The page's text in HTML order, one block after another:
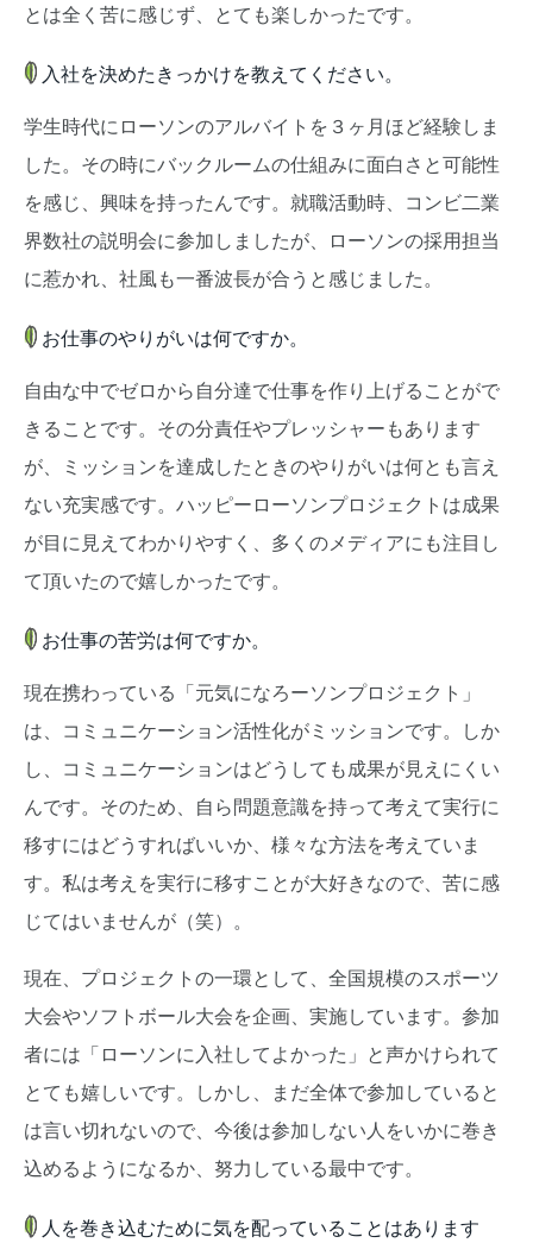
とは全く苦に感じず、とても楽しかったです。
入社を決めたきっかけを教えてください。
学生時代にローソンのアルバイトを３ヶ月ほど経験しま
した。その時にバックルームの仕組みに面白さと可能性
を感じ、興味を持ったんです。就職活動時、コンビ二業
界数社の説明会に参加しましたが、ローソンの採用担当
に惹かれ、社風も一番波長が合うと感じました。
お仕事のやりがいは何ですか。
自由な中でゼロから自分達で仕事を作り上げることがで
きることです。その分責任やプレッシャーもあります
が、ミッションを達成したときのやりがいは何とも言え
ない充実感です。ハッピーローソンプロジェクトは成果
が目に見えてわかりやすく、多くのメディアにも注目し
て頂いたので嬉しかったです。
お仕事の苦労は何ですか。
現在携わっている「元気になろーソンプロジェクト」
は、コミュニケーション活性化がミッションです。しか
し、コミュニケーションはどうしても成果が見えにくい
んです。そのため、自ら問題意識を持って考えて実行に
移すにはどうすればいいか、様々な方法を考えていま
す。私は考えを実行に移すことが大好きなので、苦に感
じてはいませんが（笑）。
現在、プロジェクトの一環として、全国規模のスポーツ
大会やソフトボール大会を企画、実施しています。参加
者には「ローソンに入社してよかった」と声かけられて
とても嬉しいです。しかし、まだ全体で参加していると
は言い切れないので、今後は参加しない人をいかに巻き
込めるようになるか、努力している最中です。
人を巻き込むために気を配っていることはあります